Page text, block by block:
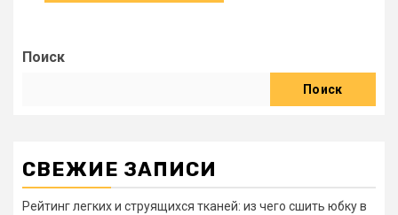
Поиск
Поиск
СВЕЖИЕ ЗАПИСИ
Рейтинг легких и струящихся тканей: из чего сшить юбку в